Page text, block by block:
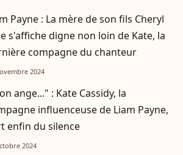
Payne : La mère de son fils Cheryl
s'affiche digne non loin de Kate, la
compagne du chanteur
2024
ange..." : Kate Cassidy, la
influenceuse de Liam Payne,
enfin du silence
2024